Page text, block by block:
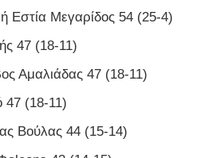
Εστία Μεγαρίδος 54 (25-4)
47 (18-11)
Αμαλιάδας 47 (18-11)
47 (18-11)
Βούλας 44 (15-14)